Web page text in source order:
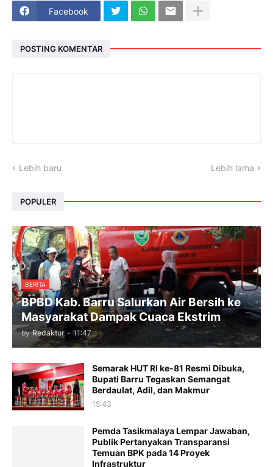
Facebook
POSTING KOMENTAR
Lebih baru Lebih lama
POPULER
BERITA
BPBD Kab. Barru Salurkan Air Bersih ke
Masyarakat Dampak Cuaca Ekstrim
by Redaktur - 11:47
Semarak HUT RI ke-81 Resmi Dibuka,
Bupati Barru Tegaskan Semangat
Berdaulat, Adil, dan Makmur
15:43
Pemda Tasikmalaya Lempar Jawaban,
Publik Pertanyakan Transparansi
Temuan BPK pada 14 Proyek
Infrastruktur